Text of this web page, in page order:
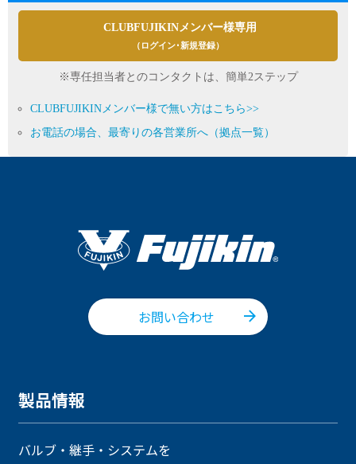
CLUBFUJIKINメンバー様専用
（ログイン･新規登録）
※専任担当者とのコンタクトは、簡単2ステップ
CLUBFUJIKINメンバー様で無い方はこちら>>
お電話の場合、最寄りの各営業所へ（拠点一覧）
お問い合わせ
製品情報
バルブ・継手・システムを